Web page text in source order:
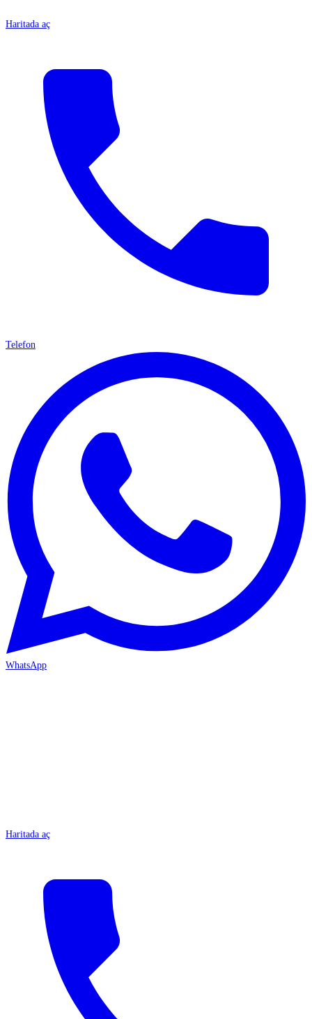
Haritada aç
Telefon
WhatsApp
Haritada aç